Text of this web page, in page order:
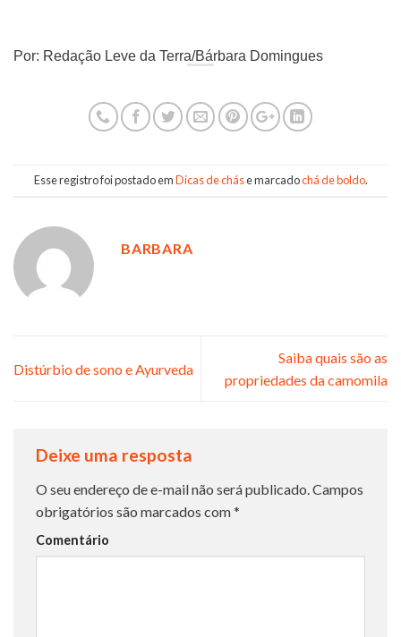
Por: Redação Leve da Terra/Bárbara Domingues
Esse registro foi postado emDicas de cháse marcadochá de boldo.
BARBARA
Distúrbio de sono e Ayurveda
Saiba quais são as
propriedades da camomila
Deixe uma resposta
O seu endereço de e-mail não será publicado.Campos
obrigatórios são marcados com*
Comentário